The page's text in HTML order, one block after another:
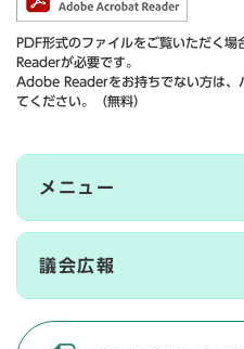
PDF形式のファイルをご覧いただく
Readerが必要です。
Adobe Readerをお持ちでない方は、
てください。（無料）
メニュー
議会広報